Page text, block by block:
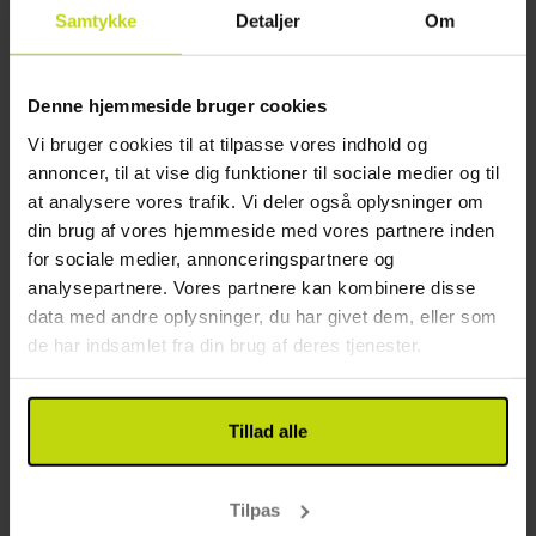
Samtykke Detaljer Om
Denne hjemmeside bruger cookies
Vi bruger cookies til at tilpasse vores indhold og
annoncer, til at vise dig funktioner til sociale medier og til
at analysere vores trafik. Vi deler også oplysninger om
din brug af vores hjemmeside med vores partnere inden
for sociale medier, annonceringspartnere og
analysepartnere. Vores partnere kan kombinere disse
data med andre oplysninger, du har givet dem, eller som
de har indsamlet fra din brug af deres tjenester.
Tillad alle
Tilpas
Værelserne
opholdsområde, telefon, tv, radio, minibar, gratis wi-
bruser eller kombineret bruser/badekar, hårtørrer
og behagelig badekåbe. Nogle af værelserne har
balkon eller terrasse. Du kan vælge mellem
landudsigt, udsigt over strandengene eller havudsigt.
Afstand til strand: 1 km (St. Peter-Ording-Strand)
Afstand til hav eller sø: 1 km (North see)
Nærmeste togstation: 0.8 km (St. Peter-Ording –
Bad )
Nærmeste busstoppested: 0.2 km (St.Peter-Ording
Bad/Centrum)
Andet
Gratis internet
Wifi
Elevator
Etager: 5
Opladning af elbil: 35 €